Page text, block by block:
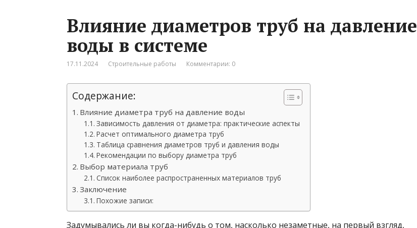
Влияние диаметров труб на давление
воды в системе
17.11.2024 Строительные работы Комментарии: 0
Содержание:
Влияние диаметра труб на давление воды
Зависимость давления от диаметра: практические аспекты
Расчет оптимального диаметра труб
Таблица сравнения диаметров труб и давления воды
Рекомендации по выбору диаметра труб
Выбор материала труб
Список наиболее распространенных материалов труб
Заключение
Похожие записи:
Задумывались ли вы когда-нибудь о том, насколько незаметные, на первый взгляд,